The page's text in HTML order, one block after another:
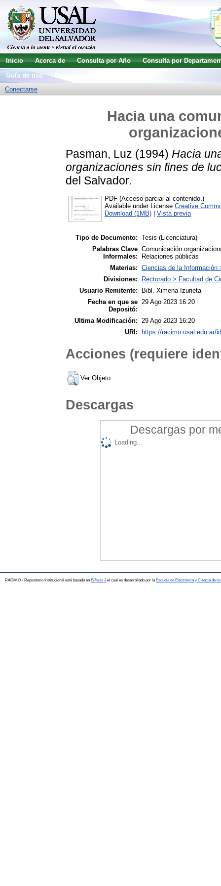
Inicio Acerca de Consulta por Año
Consulta por
Guía de uso
Conectarse
Hacia una
Pasman, Luz (1994) Hacia
organizaciones sin fines de
del Salvador.
PDF (Acceso parcial al contenido.)
Available under License Creative
Download (1MB)
Vista previa
Tipo de Documento: Tesis (Licenciatura)
Palabras Clave
Informales:
Comunicación
Relaciones públicas
Materias: Ciencias de la Información
Divisiones:
Rectorado > Facultad de
Usuario Remitente:
Bibl. Ximena Izurieta
Fecha en que se
Depositó:
29 Ago 2023 16:20
Ultima Modificación: 29 Ago 2023 16:20
URI:
https://racimo.usal.edu.ar/
Acciones (requiere
Ver Objeto
Descargas
Descargas por
Loading...
RACIMO - Repositorio Institucional está basado en EPrints 3el cual es desarrollado por la Escuela de Electrónica y Ciencia de la